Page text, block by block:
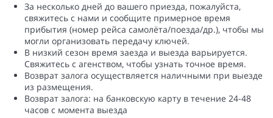
За несколько дней до вашего приезда, пожалуйста,
свяжитесь с нами и сообщите примерное время
прибытия (номер рейса самолёта/поезда/др.), чтобы мы
могли организовать передачу ключей.
В низкий сезон время заезда и выезда варьируется.
Свяжитесь с агенством, чтобы узнать точное время.
Возврат залога осуществляется наличными при выезде
из размещения.
Возврат залога: ​​на банковскую карту в течение 24-48
часов с момента выезда